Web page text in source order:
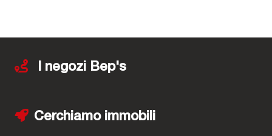
I negozi Bep's
Cerchiamo immobili